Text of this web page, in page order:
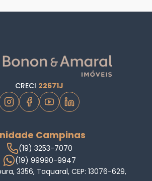
CRECI 22671J
Campinas
(19) 3253-7070
(19) 99990-9947
3356, Taquaral, CEP: 13076-629,